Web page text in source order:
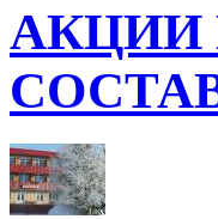
АКЦИИ